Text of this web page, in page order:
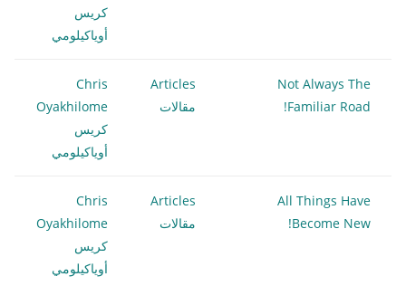
كريس
أوياكيلومي
Not Always The
Familiar Road!
Articles
مقالات
Chris
Oyakhilome
كريس
أوياكيلومي
All Things Have
Become New!
Articles
مقالات
Chris
Oyakhilome
كريس
أوياكيلومي